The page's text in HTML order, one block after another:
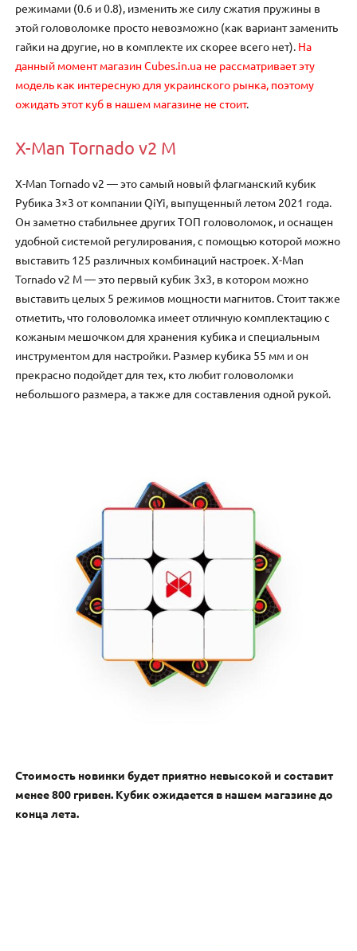
режимами (0.6 и 0.8), изменить же силу сжатия пружины в
этой головоломке просто невозможно (как вариант заменить
гайки на другие, но в комплекте их скорее всего нет). На
данный момент магазин Cubes.in.ua не рассматривает эту
модель как интересную для украинского рынка, поэтому
ожидать этот куб в нашем магазине не стоит.
X-Man Tornado v2 M
X-Man Tornado v2 — это самый новый флагманский кубик
Рубика 3×3 от компании QiYi, выпущенный летом 2021 года.
Он заметно стабильнее других ТОП головоломок, и оснащен
удобной системой регулирования, с помощью которой можно
выставить 125 различных комбинаций настроек. X-Man
Tornado v2 M — это первый кубик 3х3, в котором можно
выставить целых 5 режимов мощности магнитов. Стоит также
отметить, что головоломка имеет отличную комплектацию с
кожаным мешочком для хранения кубика и специальным
инструментом для настройки. Размер кубика 55 мм и он
прекрасно подойдет для тех, кто любит головоломки
небольшого размера, а также для составления одной рукой.
Стоимость новинки будет приятно невысокой и составит
менее 800 гривен. Кубик ожидается в нашем магазине до
конца лета.